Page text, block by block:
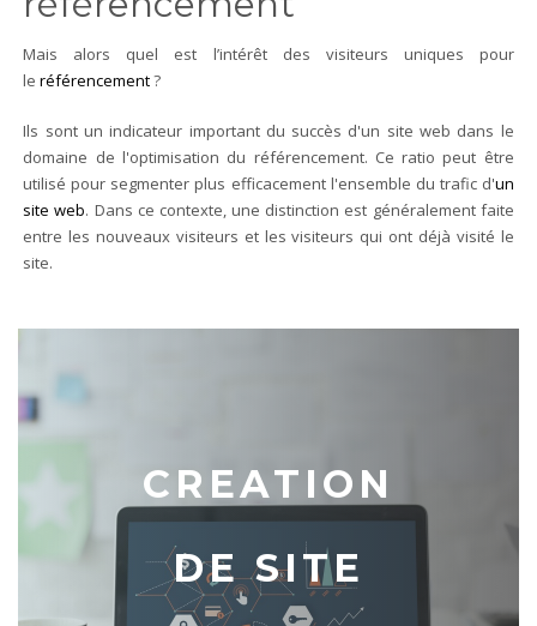
Mais alors quel est l’intérêt des visiteurs uniques pour
leréférencement?
Ils sont un indicateur important du succès d'un site web dans le
domaine de l'optimisation du référencement. Ce ratio peut être
utilisé pour segmenter plus efficacement l'ensemble du trafic d'un
site web. Dans ce contexte, une distinction est généralement faite
entre les nouveaux visiteurs et les visiteurs qui ont déjà visité le
site.
CREATION
DE SITE